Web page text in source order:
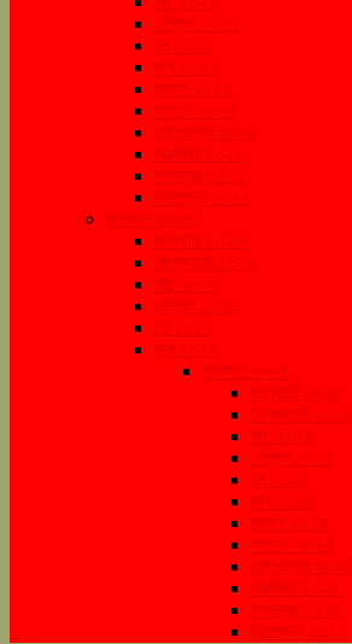
এপ্রিল ২০২২
মে ২০২২
জুন ২০২২
জুলাই ২০২২
আগস্ট ২০২২
সেপ্টেম্বর ২০২২
অক্টোবর ২০২২
নভেম্বর ২০২২
ডিসেম্বর ২০২২
সংরক্ষণ ২০২৩
জানুয়ারি ২০২৩
ফেব্রুয়ারি ২০২৩
মার্চ ২০২৩
এপ্রিল ২০২৩
মে ২০২৩
জুন ২০২৩
সংরক্ষণ ২০২৪
জানুয়ারি ২০২৪
ফেব্রুয়ারি ২০২৪
মার্চ ২০২৪
এপ্রিল ২০২৪
মে ২০২৪
জুন ২০২৪
জুলাই ২০২৪
আগস্ট ২০২৪
সেপ্টেম্বর ২০২৪
অক্টোবর ২০২৪
নভেম্বর ২০২৪
ডিসেম্বর ২০২৪